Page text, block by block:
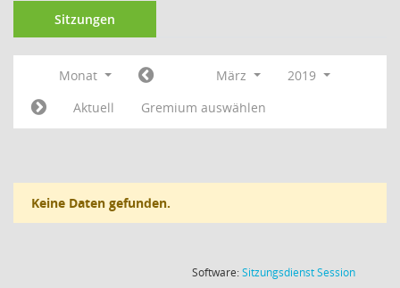
Sitzungen
Monat März
2019
Aktuell
Gremium auswählen
Keine Daten gefunden.
Software:SitzungsdienstSession(Wird in